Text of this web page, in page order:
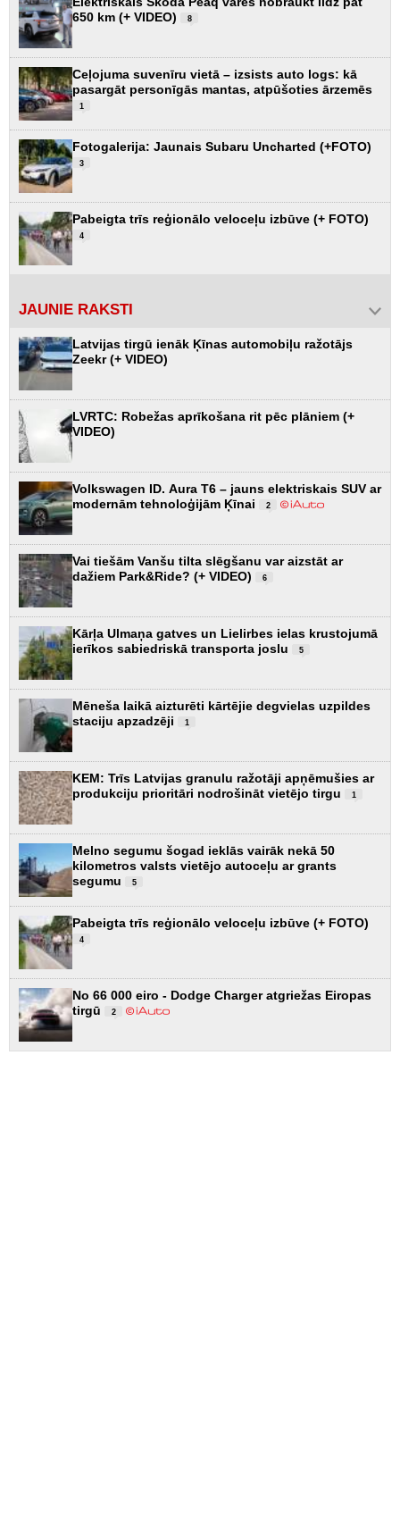
650 km (+ VIDEO)
8
Ceļojuma suvenīru vietā – izsists auto logs: kā
pasargāt personīgās mantas, atpūšoties ārzemēs
1
Fotogalerija: Jaunais Subaru Uncharted (+FOTO)
3
Pabeigta trīs reģionālo veloceļu izbūve (+ FOTO)
4
JAUNIE RAKSTI
Latvijas tirgū ienāk Ķīnas automobiļu ražotājs
Zeekr (+ VIDEO)
LVRTC: Robežas aprīkošana rit pēc plāniem (+
VIDEO)
Volkswagen ID. Aura T6 – jauns elektriskais SUV ar
modernām tehnoloģijām Ķīnai
2
Vai tiešām Vanšu tilta slēgšanu var aizstāt ar
dažiem Park&Ride? (+ VIDEO)
6
Kārļa Ulmaņa gatves un Lielirbes ielas krustojumā
ierīkos sabiedriskā transporta joslu
5
Mēneša laikā aizturēti kārtējie degvielas uzpildes
staciju apzadzēji
1
KEM: Trīs Latvijas granulu ražotāji apņēmušies ar
produkciju prioritāri nodrošināt vietējo tirgu
1
Melno segumu šogad ieklās vairāk nekā 50
kilometros valsts vietējo autoceļu ar grants
segumu
5
Pabeigta trīs reģionālo veloceļu izbūve (+ FOTO)
4
No 66 000 eiro - Dodge Charger atgriežas Eiropas
tirgū
2